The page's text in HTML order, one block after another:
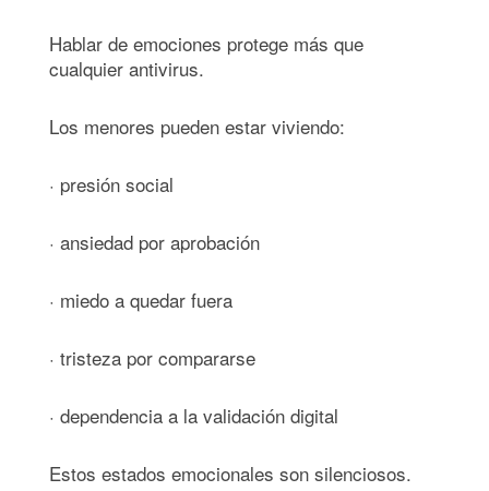
Hablar de emociones protege más que
cualquier antivirus.
Los menores pueden estar viviendo:
· presión social
· ansiedad por aprobación
· miedo a quedar fuera
· tristeza por compararse
· dependencia a la validación digital
Estos estados emocionales son silenciosos.